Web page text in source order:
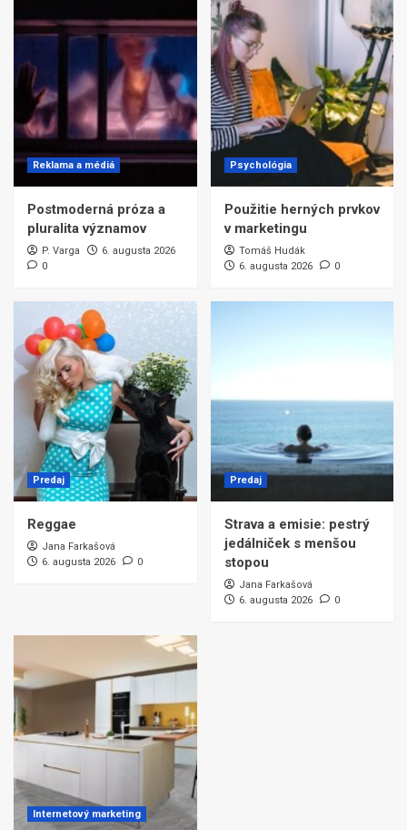
Reklama a médiá
Postmoderná próza a
pluralita významov
P. Varga
6. augusta 2026
0
Psychológia
Použitie herných prvkov
v marketingu
Tomáš Hudák
6. augusta 2026
0
Predaj
Reggae
Jana Farkašová
6. augusta 2026
0
Predaj
Strava a emisie: pestrý
jedálniček s menšou
stopou
Jana Farkašová
6. augusta 2026
0
Internetový marketing